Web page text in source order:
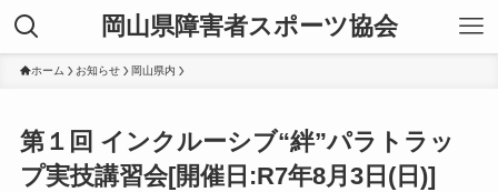
岡山県障害者スポーツ協会
ホーム お知らせ 岡山県内
第１回 インクルーシブ“絆”パラトラッ
プ実技講習会[開催日:R7年8月3日(日)]